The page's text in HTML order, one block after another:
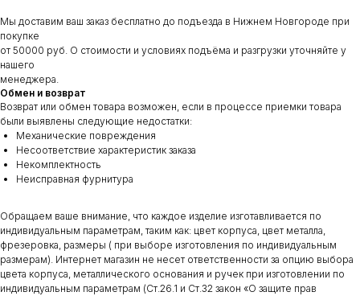
Мы доставим ваш заказ бесплатно до подъезда в Нижнем Новгороде при
покупке
от 50000 руб. О стоимости и условиях подъёма и разгрузки уточняйте у
нашего
менеджера.
Обмен и возврат
Возврат или обмен товара возможен, если в процессе приемки товара
были выявлены следующие недостатки:
Механические повреждения
Несоответствие характеристик заказа
Некомплектность
Неисправная фурнитура
Обращаем ваше внимание, что каждое изделие изготавливается по
индивидуальным параметрам, таким как: цвет корпуса, цвет металла,
фрезеровка, размеры ( при выборе изготовления по индивидуальным
размерам). Интернет магазин не несет ответственности за опцию выбора
цвета корпуса, металлического основания и ручек при изготовлении по
индивидуальным параметрам (Ст.26.1 и Ст.32 закон «О защите прав